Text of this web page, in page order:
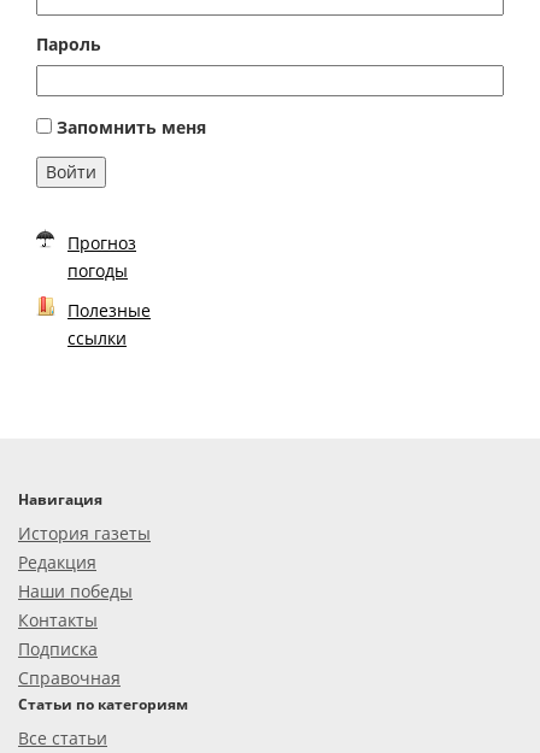
Пароль
Запомнить меня
Войти
Прогноз
погоды
Полезные
ссылки
Навигация
История газеты
Редакция
Наши победы
Контакты
Подписка
Справочная
Статьи по категориям
Все статьи